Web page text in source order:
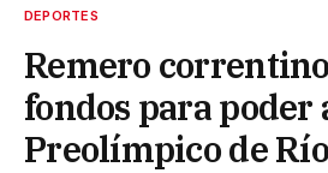
DEPORTES
Remero
fondos para poder
Preolímpico de